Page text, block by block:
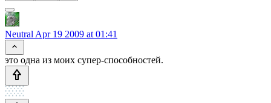
Neutral Apr 19 2009 at 01:41
это одна из моих супер-способностей.